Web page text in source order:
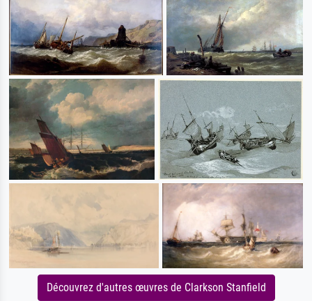
Découvrez d'autres œuvres de Clarkson Stanfield